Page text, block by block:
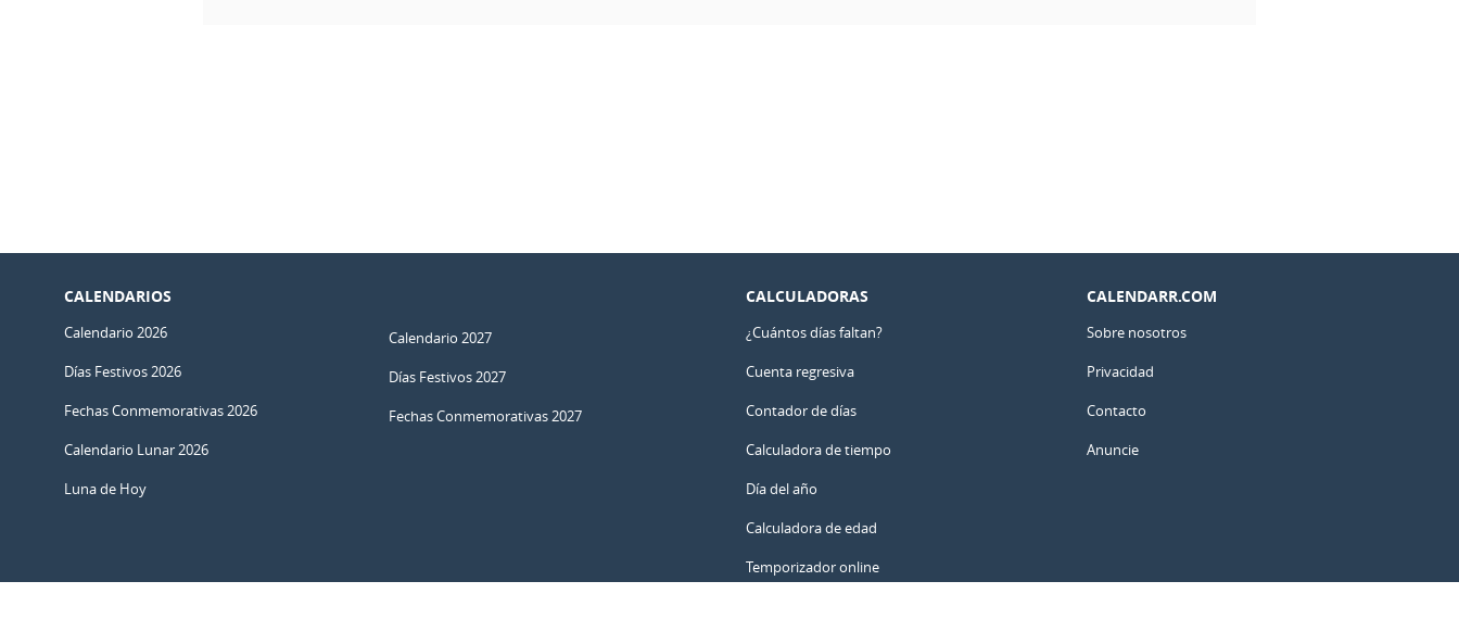
CALENDARIOS
Calendario 2026
Días Festivos 2026
Fechas Conmemorativas 2026
Calendario Lunar 2026
Luna de Hoy
Calendario 2027
Días Festivos 2027
Fechas Conmemorativas 2027
CALCULADORAS
¿Cuántos días faltan?
Cuenta regresiva
Contador de días
Calculadora de tiempo
Día del año
Calculadora de edad
Temporizador online
CALENDARR.COM
Sobre nosotros
Privacidad
Contacto
Anuncie